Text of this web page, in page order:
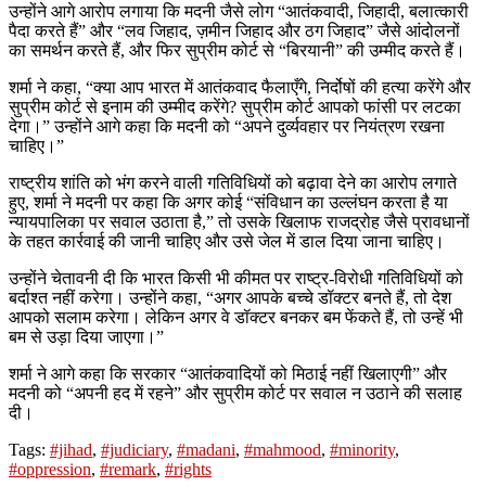
उन्होंने आगे आरोप लगाया कि मदनी जैसे लोग “आतंकवादी, जिहादी, बलात्कारी
पैदा करते हैं” और “लव जिहाद, ज़मीन जिहाद और ठग जिहाद” जैसे आंदोलनों
का समर्थन करते हैं, और फिर सुप्रीम कोर्ट से “बिरयानी” की उम्मीद करते हैं।
शर्मा ने कहा, “क्या आप भारत में आतंकवाद फैलाएँगे, निर्दोषों की हत्या करेंगे और
सुप्रीम कोर्ट से इनाम की उम्मीद करेंगे? सुप्रीम कोर्ट आपको फांसी पर लटका
देगा।” उन्होंने आगे कहा कि मदनी को “अपने दुर्व्यवहार पर नियंत्रण रखना
चाहिए।”
राष्ट्रीय शांति को भंग करने वाली गतिविधियों को बढ़ावा देने का आरोप लगाते
हुए, शर्मा ने मदनी पर कहा कि अगर कोई “संविधान का उल्लंघन करता है या
न्यायपालिका पर सवाल उठाता है,” तो उसके खिलाफ राजद्रोह जैसे प्रावधानों
के तहत कार्रवाई की जानी चाहिए और उसे जेल में डाल दिया जाना चाहिए।
उन्होंने चेतावनी दी कि भारत किसी भी कीमत पर राष्ट्र-विरोधी गतिविधियों को
बर्दाश्त नहीं करेगा। उन्होंने कहा, “अगर आपके बच्चे डॉक्टर बनते हैं, तो देश
आपको सलाम करेगा। लेकिन अगर वे डॉक्टर बनकर बम फेंकते हैं, तो उन्हें भी
बम से उड़ा दिया जाएगा।”
शर्मा ने आगे कहा कि सरकार “आतंकवादियों को मिठाई नहीं खिलाएगी” और
मदनी को “अपनी हद में रहने” और सुप्रीम कोर्ट पर सवाल न उठाने की सलाह
दी।
Tags: #jihad, #judiciary, #madani, #mahmood, #minority,
#oppression, #remark, #rights